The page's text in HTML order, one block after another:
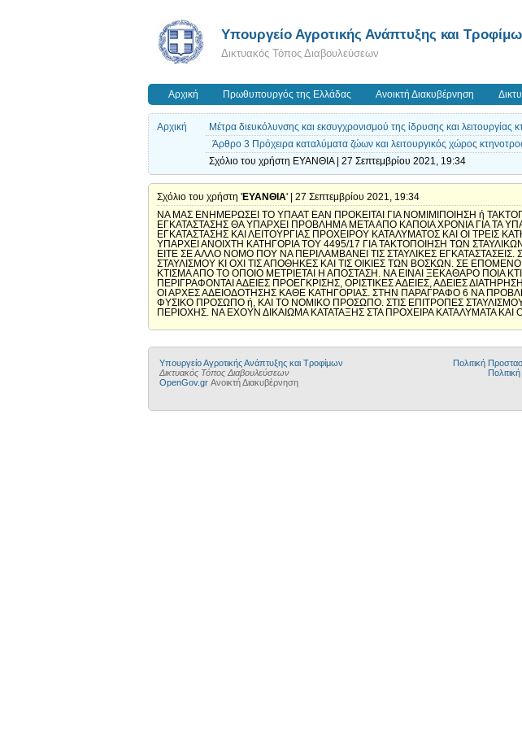
Υπουργείο Αγροτικής Ανάπτυξης και
Δικτυακός Τόπος Διαβουλεύσεων
Αρχική Πρωθυπουργός της Ελλάδας Ανοικτή Διακυβέρνηση
Αρχική
Μέτρα διευκόλυνσης και εκσυγχρονισμού της ίδρυσης και λειτουργίας
Άρθρο 3 Πρόχειρα καταλύματα ζώων και λειτουργικός χώρος
Σχόλιο του χρήστη ΕΥΑΝΘΙΑ | 27 Σεπτεμβρίου 2021, 19:34
Σχόλιο του χρήστη 'ΕΥΑΝΘΙΑ' | 27 Σεπτεμβρίου 2021, 19:34
ΝΑ ΜΑΣ ΕΝΗΜΕΡΩΣΕΙ ΤΟ ΥΠΑΑΤ ΕΑΝ ΠΡΟΚΕΙΤΑΙ ΓΙΑ ΝΟΜΙΜΙΠΟΙΗΣΗ ή
ΕΓΚΑΤΑΣΤΑΣΗΣ ΘΑ ΥΠΑΡΧΕΙ ΠΡΟΒΛΗΜΑ ΜΕΤΑ ΑΠΟ ΚΑΠΟΙΑ ΧΡΟΝΙΑ ΓΙΑ ΤΑ
ΕΓΚΑΤΑΣΤΑΣΗΣ ΚΑΙ ΛΕΙΤΟΥΡΓΙΑΣ ΠΡΟΧΕΙΡΟΥ ΚΑΤΑΛΥΜΑΤΟΣ ΚΑΙ ΟΙ ΤΡΕΙΣ
ΥΠΑΡΧΕΙ ΑΝΟΙΧΤΗ ΚΑΤΗΓΟΡΙΑ ΤΟΥ 4495/17 ΓΙΑ ΤΑΚΤΟΠΟΙΗΣΗ ΤΩΝ
ΕΙΤΕ ΣΕ ΑΛΛΟ ΝΟΜΟ ΠΟΥ ΝΑ ΠΕΡΙΛΑΜΒΑΝΕΙ ΤΙΣ ΣΤΑΥΛΙΚΕΣ
ΣΤΑΥΛΙΣΜΟΥ ΚΙ ΟΧΙ ΤΙΣ ΑΠΟΘΗΚΕΣ ΚΑΙ ΤΙΣ ΟΙΚΙΕΣ ΤΩΝ ΒΟΣΚΩΝ. ΣΕ
ΚΤΙΣΜΑ ΑΠΟ ΤΟ ΟΠΟΙΟ ΜΕΤΡΙΕΤΑΙ Η ΑΠΟΣΤΑΣΗ. ΝΑ ΕΙΝΑΙ ΞΕΚΑΘΑΡΟ ΠΟΙΑ
ΠΕΡΙΓΡΑΦΟΝΤΑΙ ΑΔΕΙΕΣ ΠΡΟΕΓΚΡΙΣΗΣ, ΟΡΙΣΤΙΚΕΣ ΑΔΕΙΕΣ, ΑΔΕΙΕΣ
ΟΙ ΑΡΧΕΣ ΑΔΕΙΟΔΟΤΗΣΗΣ ΚΑΘΕ ΚΑΤΗΓΟΡΙΑΣ. ΣΤΗΝ ΠΑΡΑΓΡΑΦΟ 6 ΝΑ
ΦΥΣΙΚΟ ΠΡΟΣΩΠΟ ή, ΚΑΙ ΤΟ ΝΟΜΙΚΟ ΠΡΟΣΩΠΟ. ΣΤΙΣ ΕΠΙΤΡΟΠΕΣ
ΠΕΡΙΟΧΗΣ. ΝΑ ΕΧΟΥΝ ΔΙΚΑΙΩΜΑ ΚΑΤΑΤΑΞΗΣ ΣΤΑ ΠΡΟΧΕΙΡΑ ΚΑΤΑΛΥΜΑΤΑ
Υπουργείο Αγροτικής Ανάπτυξης και Τροφίμων
Δικτυακός Τόπος Διαβουλεύσεων
OpenGov.gr Ανοικτή Διακυβέρνηση
Πολιτική